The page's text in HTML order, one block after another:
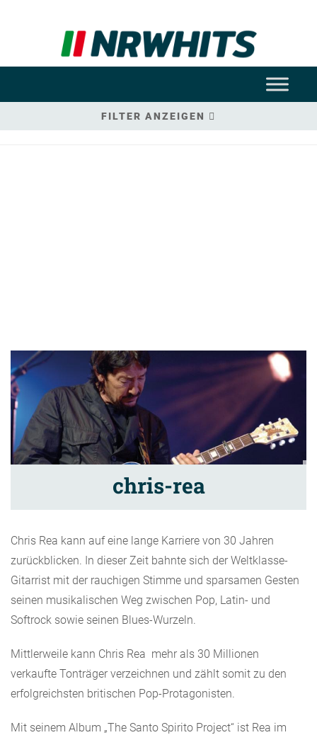
FILTER ANZEIGEN
chris-rea
Chris Rea kann auf eine lange Karriere von 30 Jahren
zurückblicken. In dieser Zeit bahnte sich der Weltklasse-
Gitarrist mit der rauchigen Stimme und sparsamen Gesten
seinen musikalischen Weg zwischen Pop, Latin- und
Softrock sowie seinen Blues-Wurzeln.
Mittlerweile kann Chris Rea mehr als 30 Millionen
verkaufte Tonträger verzeichnen und zählt somit zu den
erfolgreichsten britischen Pop-Protagonisten.
Mit seinem Album „The Santo Spirito Project“ ist Rea im